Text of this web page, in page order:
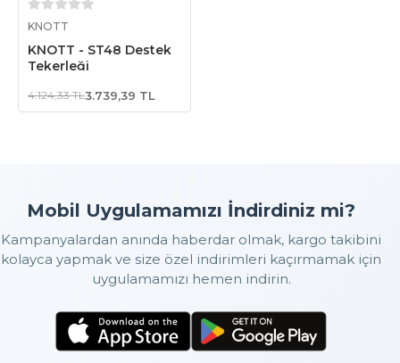
KNOTT
KNOTT - ST48 Destek
Tekerleği
4.124,33 TL3.739,39 TL
Mobil Uygulamamızı İndirdiniz mi?
Kampanyalardan anında haberdar olmak, kargo takibini
kolayca yapmak ve size özel indirimleri kaçırmamak için
uygulamamızı hemen indirin.